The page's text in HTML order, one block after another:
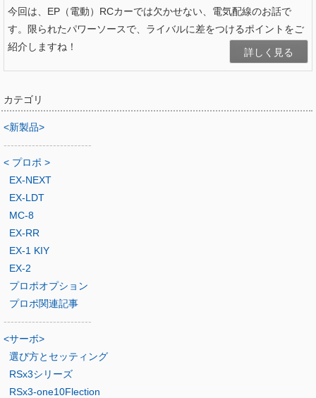
今回は、EP（電動）RCカーでは欠かせない、電気配線のお話で
す。限られたパワーソースで、ライバルに差をつけるポイントをご
紹介しますね！
詳しく見る
カテゴリ
<新製品>
-------------------------
< プロポ >
EX-NEXT
EX-LDT
MC-8
EX-RR
EX-1 KIY
EX-2
プロポオプション
プロポ関連記事
-------------------------
<サーボ>
選び方とセッティング
RSx3シリーズ
RSx3-one10Flection